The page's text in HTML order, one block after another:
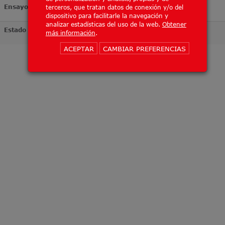
terceros, que tratan datos de conexión y/o del
dispositivo para facilitarle la navegación y
analizar estadísticas del uso de la web. Obtener
más información.
ACEPTAR CAMBIAR PREFERENCIAS
Ensayo
Estado